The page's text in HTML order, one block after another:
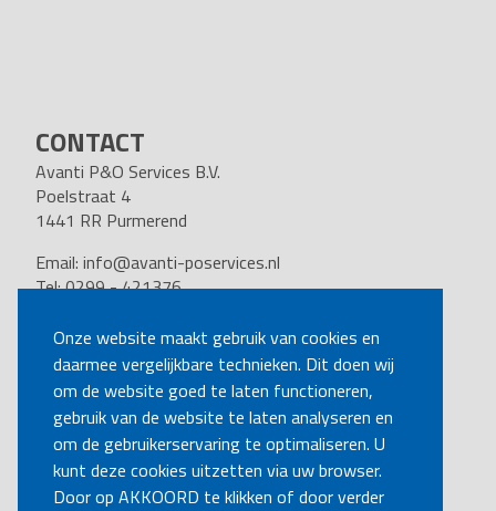
Onze website maakt gebruik van cookies en
daarmee vergelijkbare technieken. Dit doen wij
om de website goed te laten functioneren,
gebruik van de website te laten analyseren en
om de gebruikerservaring te optimaliseren. U
kunt deze cookies uitzetten via uw browser.
Door op AKKOORD te klikken of door verder
CONTACT
Avanti P&O Services B.V.
Poelstraat 4
1441 RR Purmerend
Email: info@avanti-poservices.nl
Tel: 0299 - 421376
Kvk nummer: 37140121
VOLG ONS
BEL MIJ TERUG